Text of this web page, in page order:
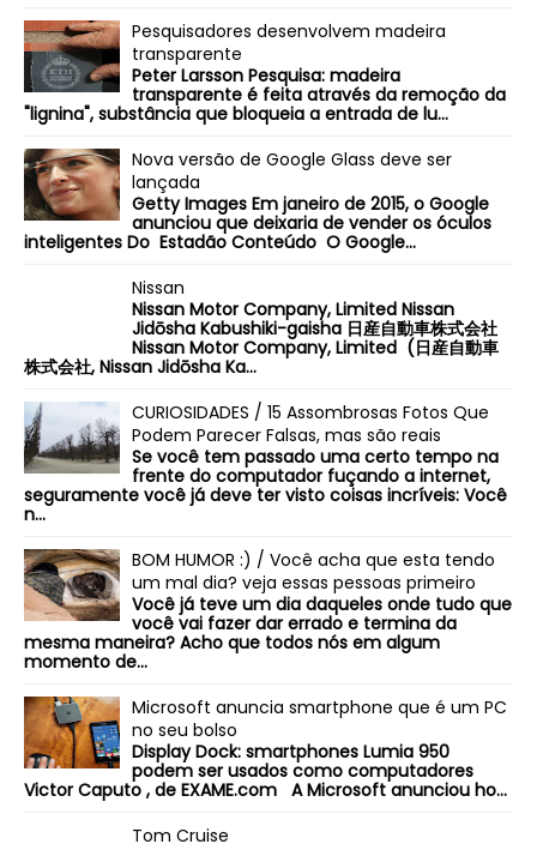
Pesquisadores desenvolvem madeira
transparente
Peter Larsson Pesquisa: madeira
transparente é feita através da remoção da
"lignina", substância que bloqueia a entrada de lu...
Nova versão de Google Glass deve ser
lançada
Getty Images Em janeiro de 2015, o Google
anunciou que deixaria de vender os óculos
inteligentes Do Estadão Conteúdo O Google...
Nissan
Nissan Motor Company, Limited Nissan
Jidōsha Kabushiki-gaisha 日産自動車株式会社
Nissan Motor Company, Limited (日産自動車
株式会社, Nissan Jidōsha Ka...
CURIOSIDADES / 15 Assombrosas Fotos Que
Podem Parecer Falsas, mas são reais
Se você tem passado uma certo tempo na
frente do computador fuçando a internet,
seguramente você já deve ter visto coisas incríveis: Você
n...
BOM HUMOR :) / Você acha que esta tendo
um mal dia? veja essas pessoas primeiro
Você já teve um dia daqueles onde tudo que
você vai fazer dar errado e termina da
mesma maneira? Acho que todos nós em algum
momento de...
Microsoft anuncia smartphone que é um PC
no seu bolso
Display Dock: smartphones Lumia 950
podem ser usados como computadores
Victor Caputo , de EXAME.com A Microsoft anunciou ho...
Tom Cruise